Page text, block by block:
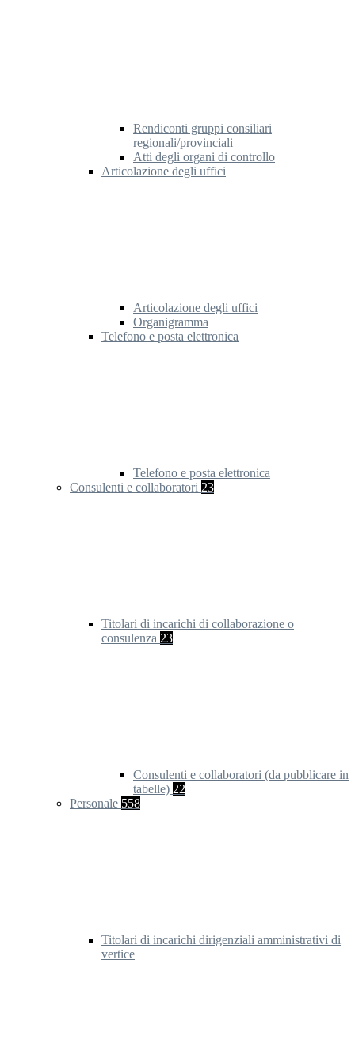
Rendiconti gruppi consiliari
regionali/provinciali
Atti degli organi di controllo
Articolazione degli uffici
Articolazione degli uffici
Organigramma
Telefono e posta elettronica
Telefono e posta elettronica
Consulenti e collaboratori 23
Titolari di incarichi di collaborazione o
consulenza 23
Consulenti e collaboratori (da pubblicare in
tabelle) 22
Personale 558
Titolari di incarichi dirigenziali amministrativi di
vertice